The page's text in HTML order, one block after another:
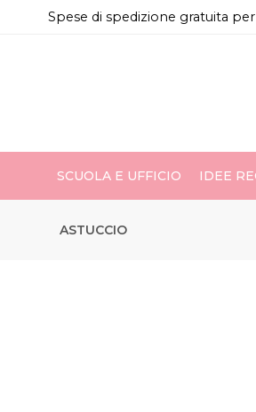
Spese di spedizione gratuita
SCUOLA E UFFICIO IDEE
ASTUCCIO